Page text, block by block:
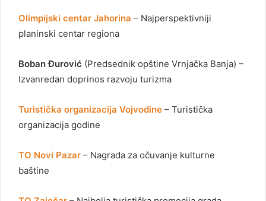
Olimpijski centar Jahorina – Najperspektivniji
planinski centar regiona
Boban Đurović (Predsednik opštine Vrnjačka Banja) –
Izvanredan doprinos razvoju turizma
Turistička organizacija Vojvodine – Turistička
organizacija godine
TO Novi Pazar – Nagrada za očuvanje kulturne
baštine